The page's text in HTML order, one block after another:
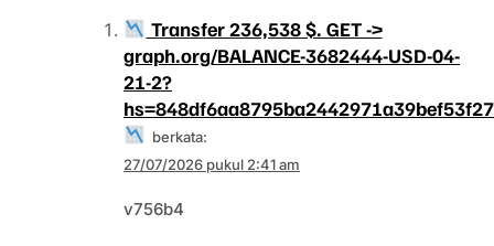
Transfer 236,538 $. GET ->
graph.org/BALANCE-3682444-USD-04-
21-2?
berkata:
27/07/2026 pukul 2:41 am
v756b4